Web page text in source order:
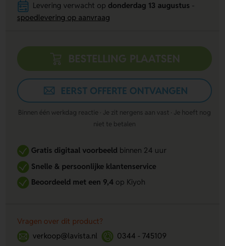
Levering verwacht op donderdag 13 augustus
spoedlevering op aanvraag
BESTELLING PLAATSEN
EERST OFFERTE ONTVANGEN
Binnen één werkdag reactie · Je zit nergens aan vast · Je hoeft nog
niet te betalen
Gratis digitaal voorbeeldbinnen 24 uur
Snelle & persoonlijke klantenservice
Beoordeeld met een 9,4op Kiyoh
Vragen over dit product?
verkoop@lavista.nl
0344 - 745109